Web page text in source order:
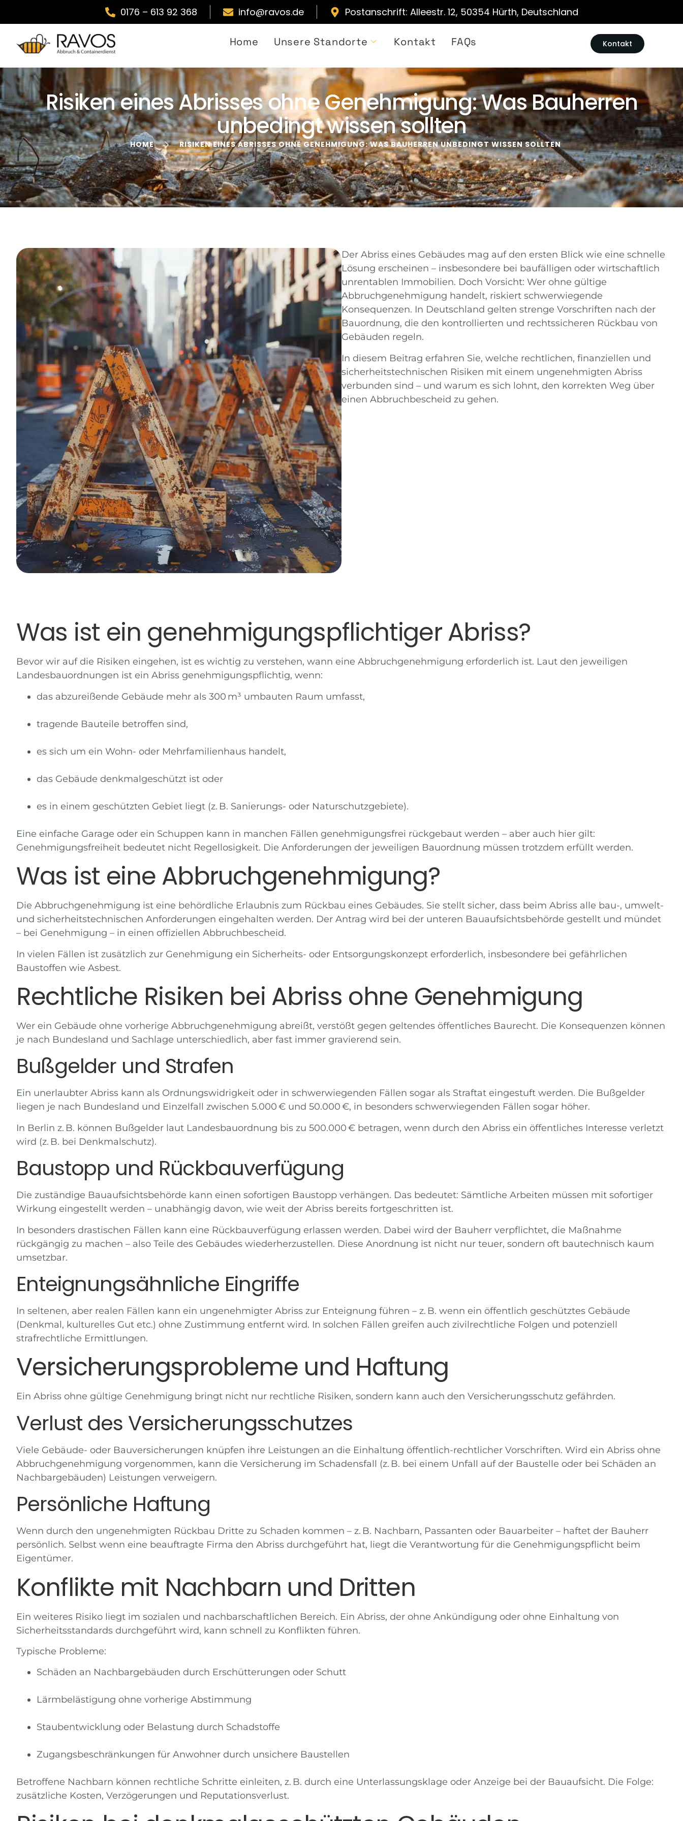
0176 – 613 92 368 info@ravos.de Postanschrift: Alleestr. 12, 50354 Hürth, Deutschland
Home Unsere Standorte Kontakt FAQs Kontakt
Risiken eines Abrisses ohne Genehmigung: Was Bauherren
unbedingt wissen sollten
HOME RISIKEN EINES ABRISSES OHNE GENEHMIGUNG: WAS BAUHERREN UNBEDINGT WISSEN SOLLTEN
Der Abriss eines Gebäudes mag auf den ersten Blick wie eine schnelle
Lösung erscheinen – insbesondere bei baufälligen oder wirtschaftlich
unrentablen Immobilien. Doch Vorsicht: Wer ohne gültige
Abbruchgenehmigung handelt, riskiert schwerwiegende
Konsequenzen. In Deutschland gelten strenge Vorschriften nach der
Bauordnung, die den kontrollierten und rechtssicheren Rückbau von
Gebäuden regeln.
In diesem Beitrag erfahren Sie, welche rechtlichen, finanziellen und
sicherheitstechnischen Risiken mit einem ungenehmigten Abriss
verbunden sind – und warum es sich lohnt, den korrekten Weg über
einen Abbruchbescheid zu gehen.
Was ist ein genehmigungspflichtiger Abriss?
Bevor wir auf die Risiken eingehen, ist es wichtig zu verstehen, wann eine Abbruchgenehmigung erforderlich ist. Laut den jeweiligen
Landesbauordnungen ist ein Abriss genehmigungspflichtig, wenn:
das abzureißende Gebäude mehr als 300 m³ umbauten Raum umfasst,
tragende Bauteile betroffen sind,
es sich um ein Wohn- oder Mehrfamilienhaus handelt,
das Gebäude denkmalgeschützt ist oder
es in einem geschützten Gebiet liegt (z. B. Sanierungs- oder Naturschutzgebiete).
Eine einfache Garage oder ein Schuppen kann in manchen Fällen genehmigungsfrei rückgebaut werden – aber auch hier gilt:
Genehmigungsfreiheit bedeutet nicht Regellosigkeit. Die Anforderungen der jeweiligen Bauordnung müssen trotzdem erfüllt werden.
Was ist eine Abbruchgenehmigung?
Die Abbruchgenehmigung ist eine behördliche Erlaubnis zum Rückbau eines Gebäudes. Sie stellt sicher, dass beim Abriss alle bau-, umwelt-
und sicherheitstechnischen Anforderungen eingehalten werden. Der Antrag wird bei der unteren Bauaufsichtsbehörde gestellt und mündet
– bei Genehmigung – in einen offiziellen Abbruchbescheid.
In vielen Fällen ist zusätzlich zur Genehmigung ein Sicherheits- oder Entsorgungskonzept erforderlich, insbesondere bei gefährlichen
Baustoffen wie Asbest.
Rechtliche Risiken bei Abriss ohne Genehmigung
Wer ein Gebäude ohne vorherige Abbruchgenehmigung abreißt, verstößt gegen geltendes öffentliches Baurecht. Die Konsequenzen können
je nach Bundesland und Sachlage unterschiedlich, aber fast immer gravierend sein.
Bußgelder und Strafen
Ein unerlaubter Abriss kann als Ordnungswidrigkeit oder in schwerwiegenden Fällen sogar als Straftat eingestuft werden. Die Bußgelder
liegen je nach Bundesland und Einzelfall zwischen 5.000 € und 50.000 €, in besonders schwerwiegenden Fällen sogar höher.
In Berlin z. B. können Bußgelder laut Landesbauordnung bis zu 500.000 € betragen, wenn durch den Abriss ein öffentliches Interesse verletzt
wird (z. B. bei Denkmalschutz).
Baustopp und Rückbauverfügung
Die zuständige Bauaufsichtsbehörde kann einen sofortigen Baustopp verhängen. Das bedeutet: Sämtliche Arbeiten müssen mit sofortiger
Wirkung eingestellt werden – unabhängig davon, wie weit der Abriss bereits fortgeschritten ist.
In besonders drastischen Fällen kann eine Rückbauverfügung erlassen werden. Dabei wird der Bauherr verpflichtet, die Maßnahme
rückgängig zu machen – also Teile des Gebäudes wiederherzustellen. Diese Anordnung ist nicht nur teuer, sondern oft bautechnisch kaum
umsetzbar.
Enteignungsähnliche Eingriffe
In seltenen, aber realen Fällen kann ein ungenehmigter Abriss zur Enteignung führen – z. B. wenn ein öffentlich geschütztes Gebäude
(Denkmal, kulturelles Gut etc.) ohne Zustimmung entfernt wird. In solchen Fällen greifen auch zivilrechtliche Folgen und potenziell
strafrechtliche Ermittlungen.
Versicherungsprobleme und Haftung
Ein Abriss ohne gültige Genehmigung bringt nicht nur rechtliche Risiken, sondern kann auch den Versicherungsschutz gefährden.
Verlust des Versicherungsschutzes
Viele Gebäude- oder Bauversicherungen knüpfen ihre Leistungen an die Einhaltung öffentlich-rechtlicher Vorschriften. Wird ein Abriss ohne
Abbruchgenehmigung vorgenommen, kann die Versicherung im Schadensfall (z. B. bei einem Unfall auf der Baustelle oder bei Schäden an
Nachbargebäuden) Leistungen verweigern.
Persönliche Haftung
Wenn durch den ungenehmigten Rückbau Dritte zu Schaden kommen – z. B. Nachbarn, Passanten oder Bauarbeiter – haftet der Bauherr
persönlich. Selbst wenn eine beauftragte Firma den Abriss durchgeführt hat, liegt die Verantwortung für die Genehmigungspflicht beim
Eigentümer.
Konflikte mit Nachbarn und Dritten
Ein weiteres Risiko liegt im sozialen und nachbarschaftlichen Bereich. Ein Abriss, der ohne Ankündigung oder ohne Einhaltung von
Sicherheitsstandards durchgeführt wird, kann schnell zu Konflikten führen.
Typische Probleme:
Schäden an Nachbargebäuden durch Erschütterungen oder Schutt
Lärmbelästigung ohne vorherige Abstimmung
Staubentwicklung oder Belastung durch Schadstoffe
Zugangsbeschränkungen für Anwohner durch unsichere Baustellen
Betroffene Nachbarn können rechtliche Schritte einleiten, z. B. durch eine Unterlassungsklage oder Anzeige bei der Bauaufsicht. Die Folge:
zusätzliche Kosten, Verzögerungen und Reputationsverlust.